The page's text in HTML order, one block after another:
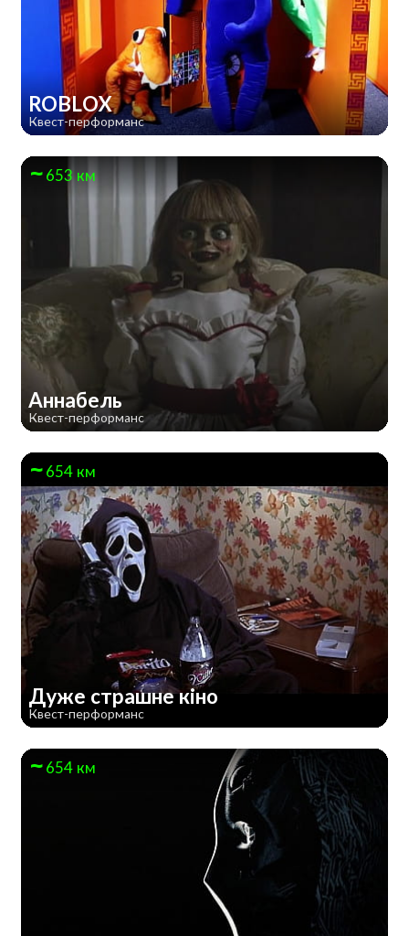
ROBLOX
Квест-перформанс
653 км
Аннабель
Квест-перформанс
654 км
Дуже страшне кiно
Квест-перформанс
654 км